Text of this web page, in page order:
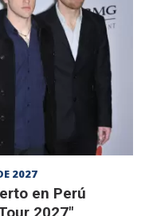
2027
en Perú
2027"